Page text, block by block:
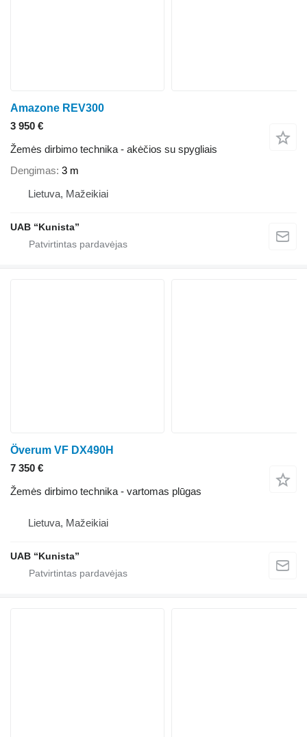
Amazone REV300
3 950 €
Žemės dirbimo technika - akėčios su spygliais
Dengimas 3 m
Lietuva, Mažeikiai
UAB “Kunista”
Överum VF DX490H
7 350 €
Žemės dirbimo technika - vartomas plūgas
Lietuva, Mažeikiai
UAB “Kunista”